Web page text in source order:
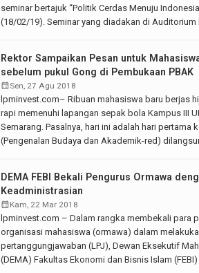
seminar bertajuk “Politik Cerdas Menuju
(18/02/19). Seminar yang diadakan di Auditorium
yang diundang dari pengamat politik, anggota
Rektor Sampaikan Pesan untuk
sebelum pukul Gong di Pembukaan PBAK
calendar_monthSen, 27 Agu 2018
lpminvest.com– Ribuan mahasiswa baru berjas
rapi memenuhi lapangan sepak bola Kampus III
Semarang. Pasalnya, hari ini adalah hari pertama
(Pengenalan Budaya dan Akademik-red)
tiga hari. “PBAK tahun ini akan dilaksanakan mulai
DEMA FEBI Bekali Pengurus Ormawa
Keadministrasian
calendar_monthKam, 22 Mar 2018
lpminvest.com – Dalam rangka membekali para
organisasi mahasiswa (ormawa) dalam
pertanggungjawaban (LPJ), Dewan Eksekutif
(DEMA) Fakultas Ekonomi dan Bisnis Islam